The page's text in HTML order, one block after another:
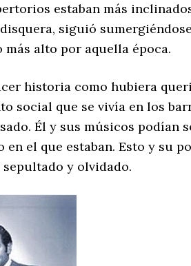
estaban más
siguió
alto por aquella época.
historia como hubiera
social que se vivía en los
Él y sus músicos podían
el que estaban. Esto y su
y olvidado.